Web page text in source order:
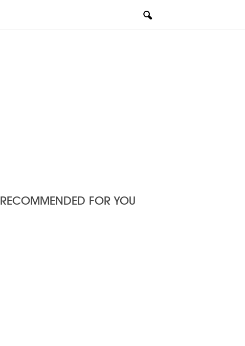
RECOMMENDED FOR YOU